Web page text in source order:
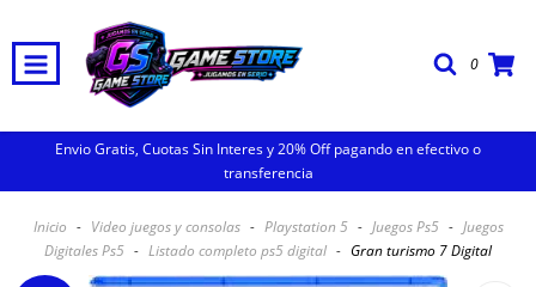
0
Envio Gratis, Cuotas Sin Interes y 20% Off pagando en efectivo o
transferencia
Inicio - Video juegos y consolas - Playstation 5 - Juegos Ps5 - Juegos
Digitales Ps5 - Listado completo ps5 digital - Gran turismo 7 Digital